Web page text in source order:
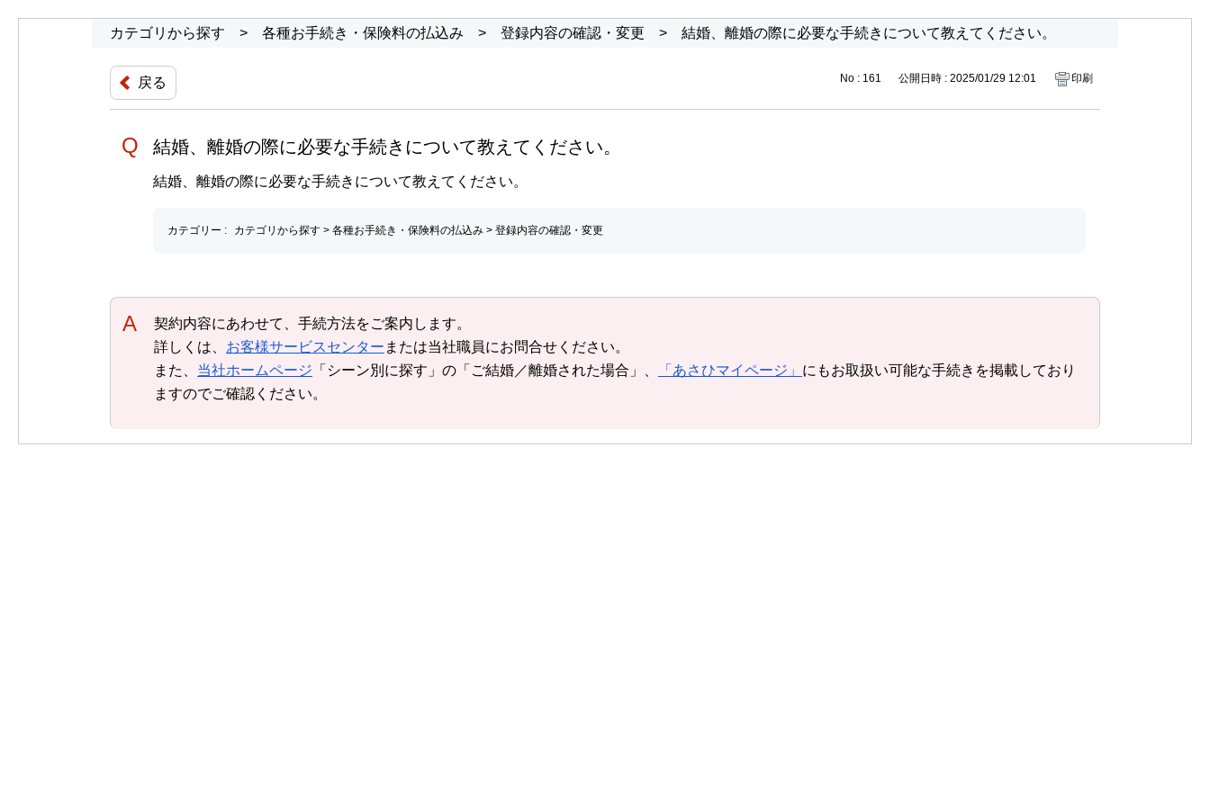
カテゴリから探す > 各種お手続き・保険料の払込み > 登録内容の確認・変更 > 結婚、離婚の際に必要な手続きについて教えてください。
戻る No : 161 公開日時 : 2025/01/29 12:01 印刷
結婚、離婚の際に必要な手続きについて教えてください。
結婚、離婚の際に必要な手続きについて教えてください。
カテゴリー : カテゴリから探す > 各種お手続き・保険料の払込み > 登録内容の確認・変更
回答
契約内容にあわせて、手続方法をご案内します。
詳しくは、 お客様サービスセンター または当社職員にお問合せください。
また、 当社ホームページ 「シーン別に探す」の「ご結婚／離婚された場合」、 「あさひマイページ」 にもお取扱い可能な手続きを掲載しており
ますのでご確認ください。